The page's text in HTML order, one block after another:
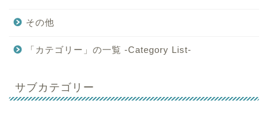
その他
「カテゴリー」の一覧 -Category List-
サブカテゴリー